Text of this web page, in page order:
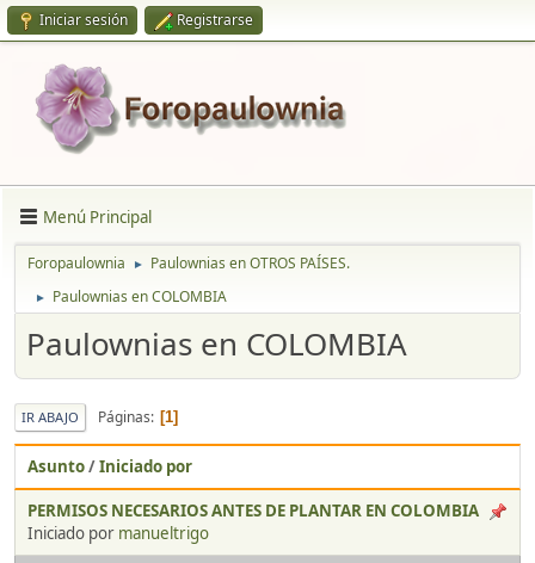
Iniciar sesión Registrarse
Menú Principal
Foropaulownia ► Paulownias en OTROS PAÍSES.
► Paulownias en COLOMBIA
Paulownias en COLOMBIA
IR ABAJO Páginas 1
Asunto/Iniciado por
PERMISOS NECESARIOS ANTES DE PLANTAR EN COLOMBIA
Iniciado por manueltrigo